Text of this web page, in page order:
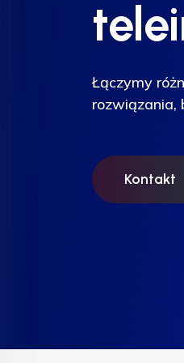
Łączymy
rozwiązania,
Kontakt
Łączymy
rozwiązania,
Kontakt
Łączymy
rozwiązania,
Kontakt